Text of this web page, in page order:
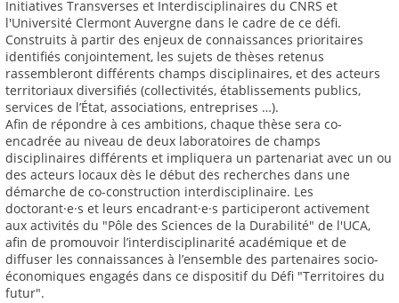
Initiatives Transverses et Interdisciplinaires du CNRS et
l'Université Clermont Auvergne dans le cadre de ce défi.
Construits à partir des enjeux de connaissances prioritaires
identifiés conjointement, les sujets de thèses retenus
rassembleront différents champs disciplinaires, et des acteurs
territoriaux diversifiés (collectivités, établissements publics,
services de l’État, associations, entreprises …).
Afin de répondre à ces ambitions, chaque thèse sera co-
encadrée au niveau de deux laboratoires de champs
disciplinaires différents et impliquera un partenariat avec un ou
des acteurs locaux dès le début des recherches dans une
démarche de co-construction interdisciplinaire. Les
doctorant·e·s et leurs encadrant·e·s participeront activement
aux activités du "Pôle des Sciences de la Durabilité" de l'UCA,
afin de promouvoir l’interdisciplinarité académique et de
diffuser les connaissances à l’ensemble des partenaires socio-
économiques engagés dans ce dispositif du Défi "Territoires du
futur".